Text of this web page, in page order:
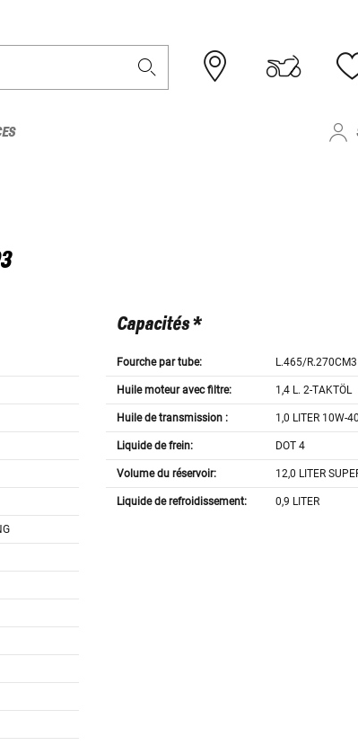
Capacités *
Fourche par tube: L.465/
Huile moteur avec filtre: 1,4 L. 2-TAKTÖL
Huile de transmission : 1,0 LITER 10W-40
Liquide de frein: DOT 4
Volume du réservoir: 12,0 LITER
Liquide de refroidissement: 0,9 LITER